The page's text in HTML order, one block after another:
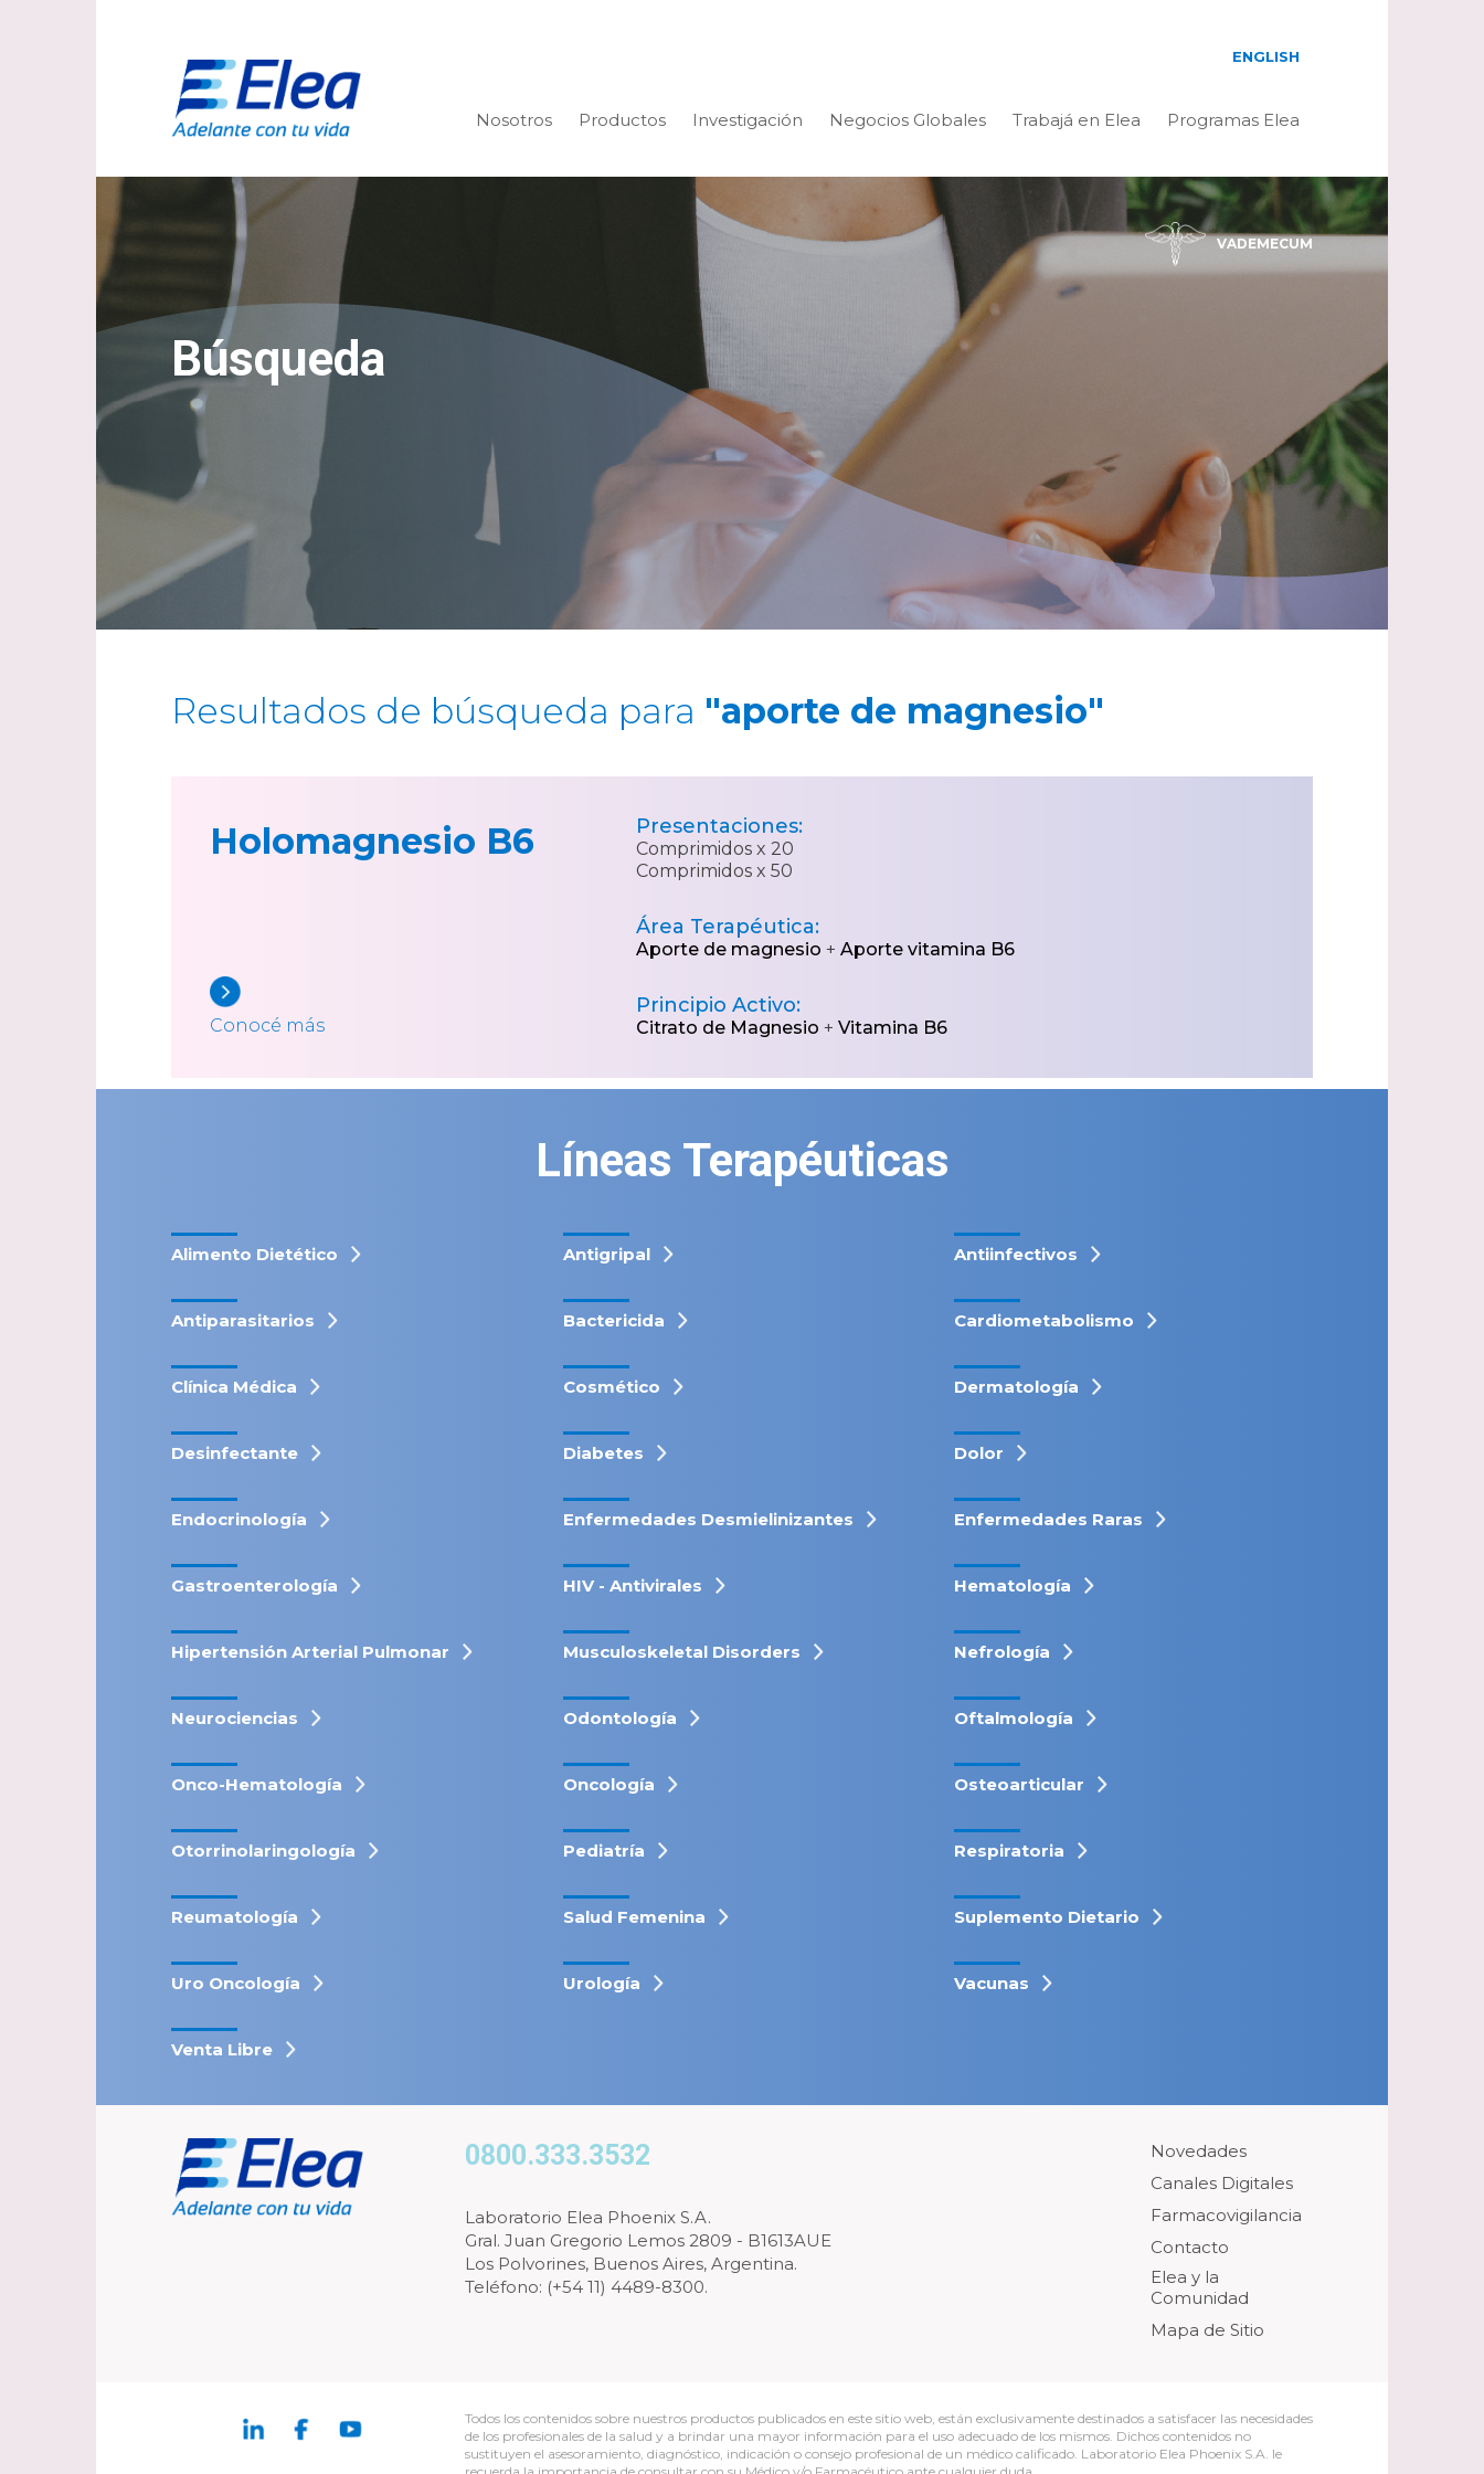
Nosotros Productos Investigación Negocios Globales Trabajá en Elea Programas Elea
ENGLISH
VADEMECUM
Búsqueda
Resultados de búsqueda para "aporte de magnesio"
Holomagnesio B6
Conocé más
Presentaciones:
Comprimidos x 20
Comprimidos x 50
Área Terapéutica:
Aporte de magnesio + Aporte vitamina B6
Principio Activo:
Citrato de Magnesio + Vitamina B6
Líneas Terapéuticas
Alimento Dietético Antigripal Antiinfectivos
Antiparasitarios Bactericida Cardiometabolismo
Clínica Médica Cosmético Dermatología
Desinfectante Diabetes Dolor
Endocrinología Enfermedades Desmielinizantes Enfermedades Raras
Gastroenterología HIV - Antivirales Hematología
Hipertensión Arterial Pulmonar Musculoskeletal Disorders Nefrología
Neurociencias Odontología Oftalmología
Onco-Hematología Oncología Osteoarticular
Otorrinolaringología Pediatría Respiratoria
Reumatología Salud Femenina Suplemento Dietario
Uro Oncología Urología Vacunas
Venta Libre
0800.333.3532
Laboratorio Elea Phoenix S.A.
Gral. Juan Gregorio Lemos 2809 - B1613AUE
Los Polvorines, Buenos Aires, Argentina.
Teléfono: (+54 11) 4489-8300.
Novedades
Canales Digitales
Farmacovigilancia
Contacto
Elea y la
Comunidad
Mapa de Sitio
Todos los contenidos sobre nuestros productos publicados en este sitio web, están exclusivamente destinados a satisfacer las necesidades
de los profesionales de la salud y a brindar una mayor información para el uso adecuado de los mismos. Dichos contenidos no
sustituyen el asesoramiento, diagnóstico, indicación o consejo profesional de un médico calificado. Laboratorio Elea Phoenix S.A. le